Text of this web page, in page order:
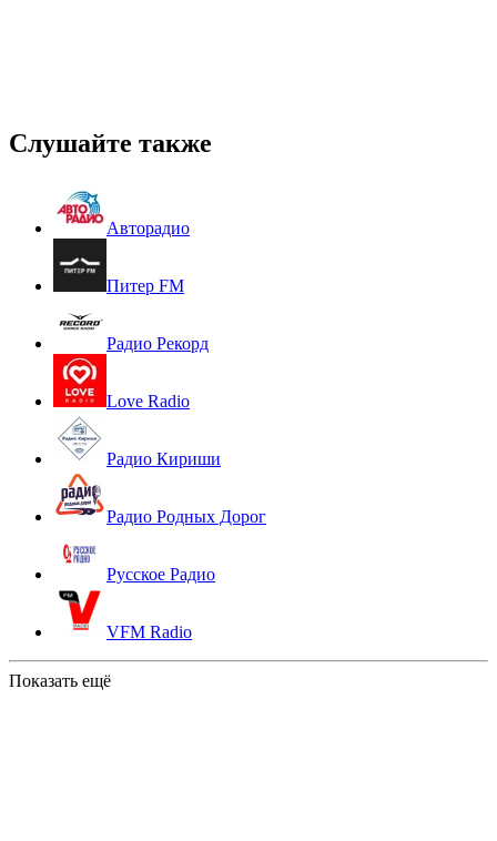
Слушайте также
Авторадио
Питер FM
Радио Рекорд
Love Radio
Радио Кириши
Радио Родных Дорог
Русское Радио
VFM Radio
Показать ещё